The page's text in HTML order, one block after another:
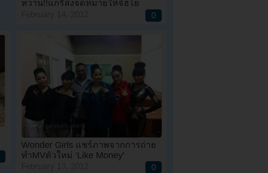
หวาน!!แกรี่ส่งจดหมายให้จิฮโย
0
Wonder Girls แชร์ภาพจากการถ่าย
ทำMVตัวใหม่ ‘Like Money’
0